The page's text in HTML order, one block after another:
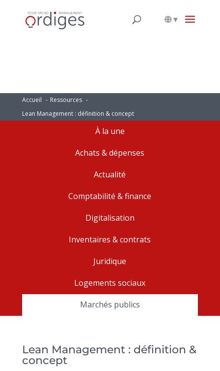
▾
Accueil
Ressources
Lean Management : définition & concept
À la une
Achats & dépenses
Actualité
Comptabilité & finance
Digitalisation
Inventaires & contrats
Juridique
Logements sociaux
Marchés publics
Lean Management : définition &
concept